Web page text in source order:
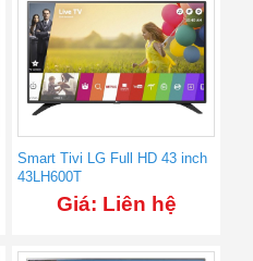
Smart Tivi LG Full HD 43 inch
43LH600T
Giá: Liên hệ